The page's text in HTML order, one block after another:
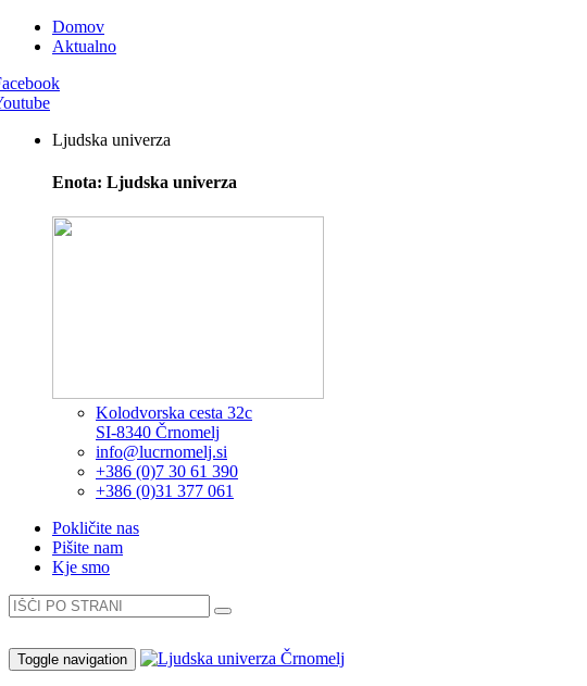
Domov
Aktualno
Ljudska univerza
Enota: Ljudska univerza
Kolodvorska cesta 32c
SI-8340 Črnomelj
info@lucrnomelj.si
+386 (0)7 30 61 390
+386 (0)31 377 061
Pokličite nas
Pišite nam
Kje smo
Toggle navigation